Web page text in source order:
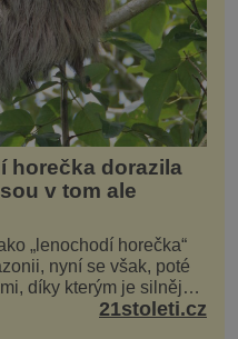
horečka dorazila
v tom ale
„lenochodí horečka“
nyní se však, poté
díky kterým je silnější,
se objevily už i v
21stoleti.cz